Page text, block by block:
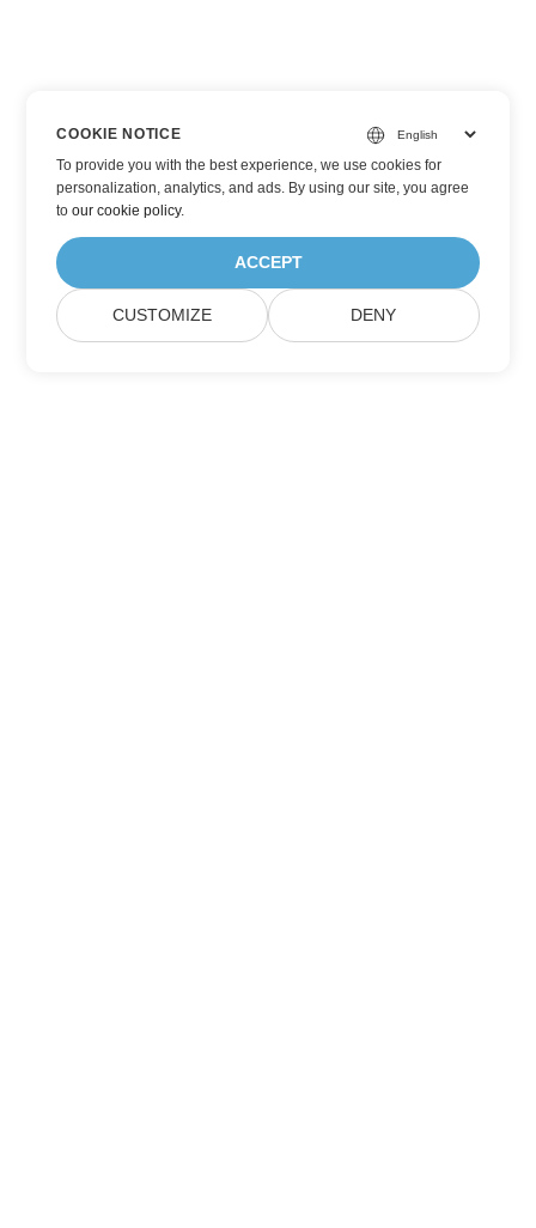
COOKIE NOTICE
To provide you with the best experience, we use cookies for
personalization, analytics, and ads. By using our site, you agree
toour cookie policy.
ACCEPT
CUSTOMIZE DENY